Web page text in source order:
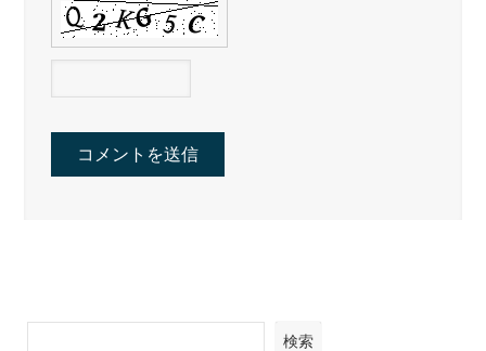
検索